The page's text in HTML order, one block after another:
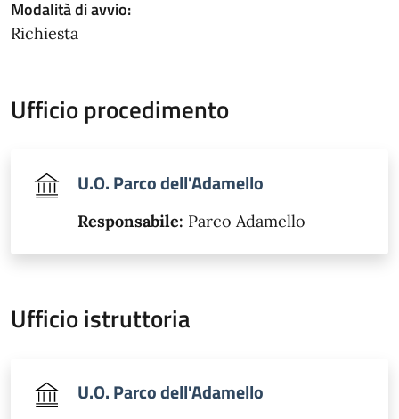
Modalità di avvio:
Richiesta
Ufficio procedimento
U.O. Parco dell'Adamello
Responsabile: Parco Adamello
Ufficio istruttoria
U.O. Parco dell'Adamello